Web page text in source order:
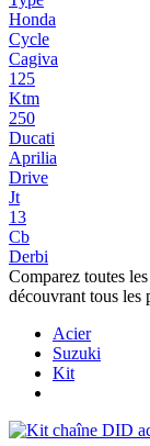
Honda
Cycle
Cagiva
125
Ktm
250
Ducati
Aprilia
Drive
Jt
13
Cb
Derbi
Comparez toutes
découvrant tous
Acier
Suzuki
Kit